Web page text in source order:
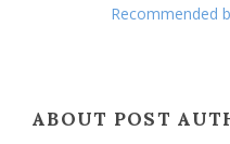
Recommended
ABOUT POST